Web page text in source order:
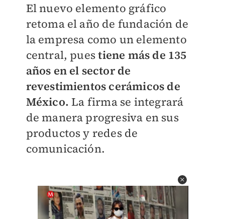
El nuevo elemento gráfico
retoma el año de fundación de
la empresa como un elemento
central, puestiene más de 135
años en el sector de
revestimientos cerámicos de
México.La firma se integrará
de manera progresiva en sus
productos y redes de
comunicación.